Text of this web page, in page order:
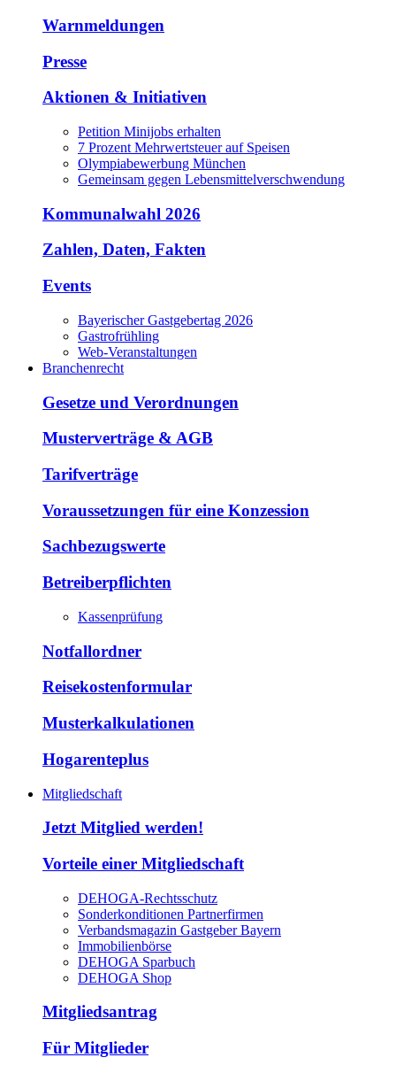
Warnmeldungen
Presse
Aktionen & Initiativen
Petition Minijobs erhalten
7 Prozent Mehrwertsteuer auf Speisen
Olympiabewerbung München
Gemeinsam gegen Lebensmittelverschwendung
Kommunalwahl 2026
Zahlen, Daten, Fakten
Events
Bayerischer Gastgebertag 2026
Gastrofrühling
Web-Veranstaltungen
Branchenrecht
Gesetze und Verordnungen
Musterverträge & AGB
Tarifverträge
Voraussetzungen für eine Konzession
Sachbezugswerte
Betreiberpflichten
Kassenprüfung
Notfallordner
Reisekostenformular
Musterkalkulationen
Hogarenteplus
Mitgliedschaft
Jetzt Mitglied werden!
Vorteile einer Mitgliedschaft
DEHOGA-Rechtsschutz
Sonderkonditionen Partnerfirmen
Verbandsmagazin Gastgeber Bayern
Immobilienbörse
DEHOGA Sparbuch
DEHOGA Shop
Mitgliedsantrag
Für Mitglieder